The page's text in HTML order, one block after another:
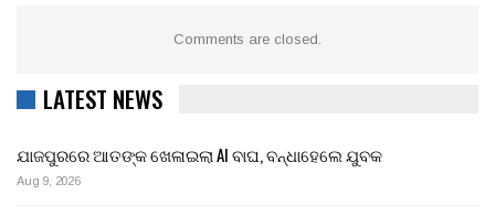
Comments are closed.
LATEST NEWS
ଯାଜପୁରରେ ଆତଙ୍କ ଖେଳାଇଲା AI ବାଘ, ବନ୍ଧାହେଲେ ଯୁବକ
Aug 9, 2026